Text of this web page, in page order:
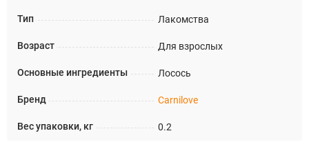
Тип Лакомства
Возраст Для взрослых
Основные ингредиенты Лосось
Бренд Carnilove
Вес упаковки, кг 0.2